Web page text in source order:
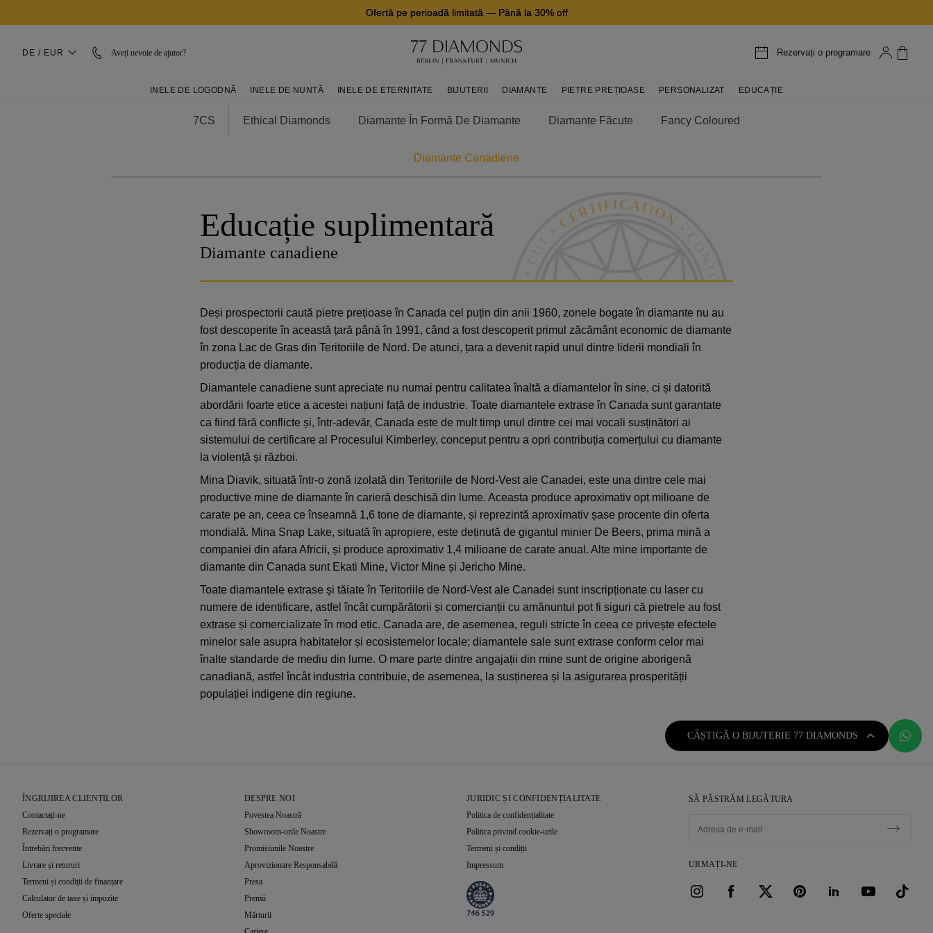
Ofertă pe perioadă limitată — Până la 30% off
DE / EUR Aveți nevoie de ajutor? Rezervați o programare
INELE DE LOGODNĂ INELE DE NUNTĂ INELE DE ETERNITATE BIJUTERII DIAMANTE PIETRE PREȚIOASE PERSONALIZAT EDUCAȚIE
7CS Ethical Diamonds Diamante În Formă De Diamante Diamante Făcute Fancy Coloured
Diamante Canadiene
Educație suplimentară
Diamante canadiene
Deși prospectorii caută pietre prețioase în Canada cel puțin din anii 1960, zonele bogate în diamante nu au
fost descoperite în această țară până în 1991, când a fost descoperit primul zăcământ economic de diamante
în zona Lac de Gras din Teritoriile de Nord. De atunci, țara a devenit rapid unul dintre liderii mondiali în
producția de diamante.
Diamantele canadiene sunt apreciate nu numai pentru calitatea înaltă a diamantelor în sine, ci și datorită
abordării foarte etice a acestei națiuni față de industrie. Toate diamantele extrase în Canada sunt garantate
ca fiind fără conflicte și, într-adevăr, Canada este de mult timp unul dintre cei mai vocali susținători ai
sistemului de certificare al Procesului Kimberley, conceput pentru a opri contribuția comerțului cu diamante
la violență și război.
Mina Diavik, situată într-o zonă izolată din Teritoriile de Nord-Vest ale Canadei, este una dintre cele mai
productive mine de diamante în carieră deschisă din lume. Aceasta produce aproximativ opt milioane de
carate pe an, ceea ce înseamnă 1,6 tone de diamante, și reprezintă aproximativ șase procente din oferta
mondială. Mina Snap Lake, situată în apropiere, este deținută de gigantul minier De Beers, prima mină a
companiei din afara Africii, și produce aproximativ 1,4 milioane de carate anual. Alte mine importante de
diamante din Canada sunt Ekati Mine, Victor Mine și Jericho Mine.
Toate diamantele extrase și tăiate în Teritoriile de Nord-Vest ale Canadei sunt inscripționate cu laser cu
numere de identificare, astfel încât cumpărătorii și comercianții cu amănuntul pot fi siguri că pietrele au fost
extrase și comercializate în mod etic. Canada are, de asemenea, reguli stricte în ceea ce privește efectele
minelor sale asupra habitatelor și ecosistemelor locale; diamantele sale sunt extrase conform celor mai
înalte standarde de mediu din lume. O mare parte dintre angajații din mine sunt de origine aborigenă
canadiană, astfel încât industria contribuie, de asemenea, la susținerea și la asigurarea prosperității
populației indigene din regiune.
CÂȘTIGĂ O BIJUTERIE 77 DIAMONDS
SĂ PĂSTRĂM LEGĂTURA
URMAȚI-NE
ÎNGRIJIREA CLIENȚILOR
Contactați-ne
Rezervați o programare
Întrebări frecvente
Livrare și retururi
Termeni și condiții de finanțare
Calculator de taxe și impozite
Oferte speciale
DESPRE NOI
Povestea Noastră
Showroom-urile Noastre
Promisiunile Noastre
Aprovizionare Responsabilă
Presa
Premii
Mărturii
JURIDIC ȘI CONFIDENȚIALITATE
Politica de confidențialitate
Politica privind cookie-urile
Termeni și condiții
Impressum